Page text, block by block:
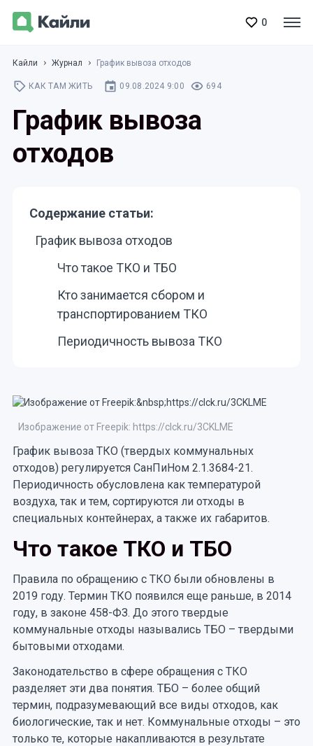
0
Кайли Журнал График вывоза отходов
КАК ТАМ ЖИТЬ 09.08.2024 9:00 694
График вывоза
отходов
Содержание статьи:
График вывоза отходов
Что такое ТКО и ТБО
Кто занимается сбором и
транспортированием ТКО
Периодичность вывоза ТКО
Изображение от Freepik: https://clck.ru/3CKLME
График вывоза ТКО (твердых коммунальных
отходов) регулируется СанПиНом 2.1.3684-21.
Периодичность обусловлена как температурой
воздуха, так и тем, сортируются ли отходы в
специальных контейнерах, а также их габаритов.
Что такое ТКО и ТБО
Правила по обращению с ТКО были обновлены в
2019 году. Термин ТКО появился еще раньше, в 2014
году, в законе 458-ФЗ. До этого твердые
коммунальные отходы назывались ТБО – твердыми
бытовыми отходами.
Законодательство в сфере обращения с ТКО
разделяет эти два понятия. ТБО – более общий
термин, подразумевающий все виды отходов, как
биологические, так и нет. Коммунальные отходы – это
только те, которые накапливаются в результате